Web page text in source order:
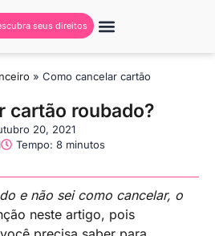
seus direitos
» Como cancelar cartão
cartão roubado?
20, 2021
Tempo: 8 minutos
e não sei como cancelar, o
neste artigo, pois